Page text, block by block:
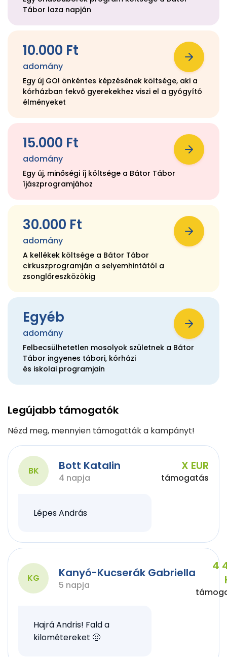
Tábor laza napján
10.000 Ft
adomány
Egy új GO! önkéntes képzésének költsége, aki a
kórházban fekvő gyerekekhez viszi el a gyógyító
élményeket
15.000 Ft
adomány
Egy új, minőségi íj költsége a Bátor Tábor
íjászprogramjához
30.000 Ft
adomány
A kellékek költsége a Bátor Tábor
cirkuszprogramján a selyemhintától a
zsonglőreszközökig
Egyéb
adomány
Felbecsülhetetlen mosolyok születnek a Bátor
Tábor ingyenes tábori, kórházi
és iskolai programjain
Legújabb támogatók
Nézd meg, mennyien támogatták a kampányt!
BK Bott Katalin
4 napja
X EUR
támogatás
Lépes András
KG Kanyó-Kucserák Gabriella
5 napja
4
Hajrá Andris! Fald a
kilométereket 🙂